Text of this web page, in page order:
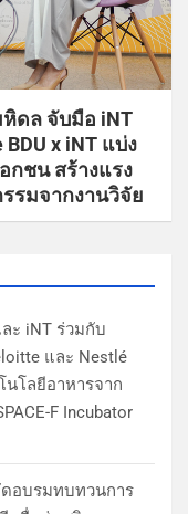
ดล จับมือ iNT
x iNT แบ่ง
กชน สร้างแรง
รมจากงานวิจัย
ะ iNT ร่วมกับ
และ Nestlé
นโลยีอาหารจาก
F Incubator
อบรมทบทวนการ